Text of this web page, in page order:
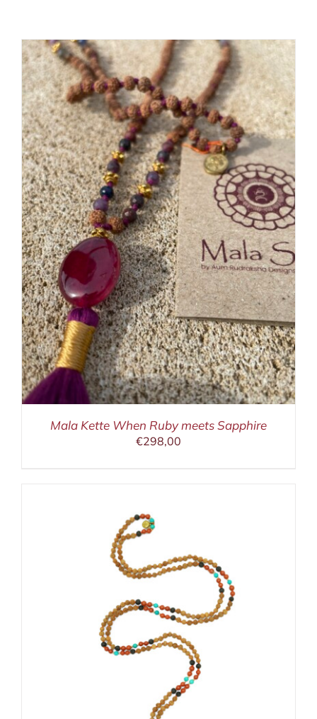
Mala Kette When Ruby meets Sapphire
€298,00